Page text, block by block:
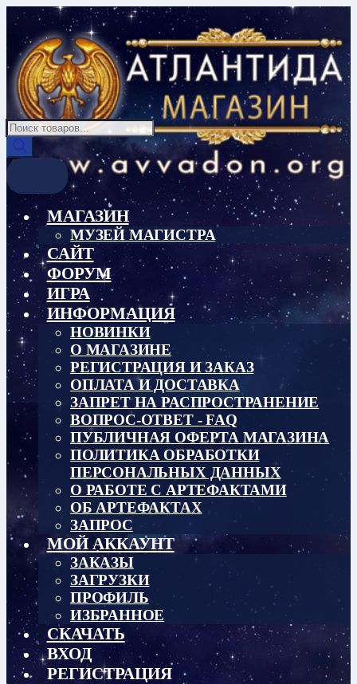
Перейти
навигации
Перейти
содержимому
Поиск
товаров
МАГАЗИН
МУЗЕЙ МАГИСТРА
САЙТ
ФОРУМ
ИГРА
ИНФОРМАЦИЯ
НОВИНКИ
О МАГАЗИНЕ
РЕГИСТРАЦИЯ И ЗАКАЗ
ОПЛАТА И ДОСТАВКА
ЗАПРЕТ НА РАСПРОСТРАНЕНИЕ
ВОПРОС-ОТВЕТ - FAQ
ПУБЛИЧНАЯ ОФЕРТА МАГАЗИНА
ПОЛИТИКА ОБРАБОТКИ
ПЕРСОНАЛЬНЫХ ДАННЫХ
О РАБОТЕ С АРТЕФАКТАМИ
ОБ АРТЕФАКТАХ
ЗАПРОС
МОЙ АККАУНТ
ЗАКАЗЫ
ЗАГРУЗКИ
ПРОФИЛЬ
ИЗБРАННОЕ
СКАЧАТЬ
ВХОД
РЕГИСТРАЦИЯ